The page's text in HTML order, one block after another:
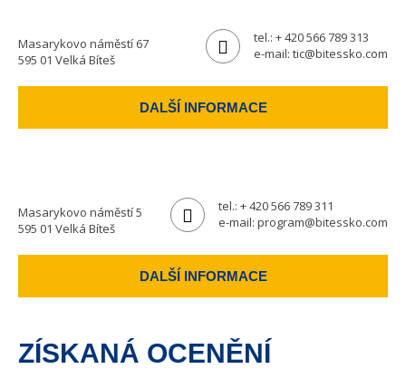
Masarykovo náměstí 67
595 01 Velká Bíteš
tel.: + 420 566 789 313
e-mail: tic@bitessko.com
DALŠÍ INFORMACE
Masarykovo náměstí 5
595 01 Velká Bíteš
tel.: + 420 566 789 311
e-mail: program@bitessko.com
DALŠÍ INFORMACE
ZÍSKANÁ OCENĚNÍ